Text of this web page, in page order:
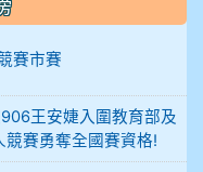
賽市賽
王安婕入圍教育部及
競賽勇奪全國賽資格!